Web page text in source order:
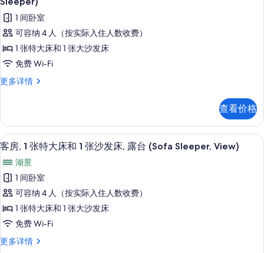
片
张
沙
发
床,
露
台
的
所
有
照
片
张
沙
床,
露
(Sofa
信
息
客
房,
1
张
大
和
1
张
沙
发
床,
听
觉
无
1 间卧室
可容纳 4 人（按实际入住人数收费）
1 张特大床和 1 张大沙发床
免费 Wi-Fi
更多详情
客
特
大
床
张
沙
发
床,
听
觉
无
查看价格
显
客
房,
1
张
特
大
高档床上用品、客房内保险箱、办公
4
客房, 1 张特大床和 1 张沙发床, 露台 (Sofa Sleeper, View)
湖景
1 间卧室
可容纳 4 人（按实际入住人数收费）
1 张特大床和 1 张大沙发床
免费 Wi-Fi
更多详情
客